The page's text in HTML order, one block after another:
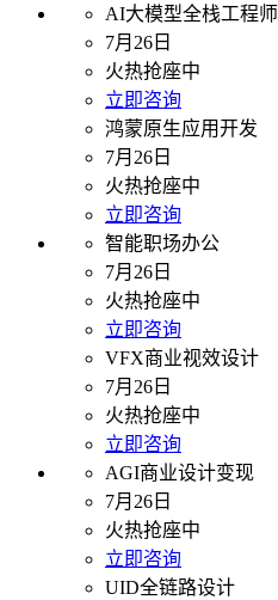
AI大模型全栈工程师
7月26日
火热抢座中
立即咨询
鸿蒙原生应用开发
7月26日
火热抢座中
立即咨询
智能职场办公
7月26日
火热抢座中
立即咨询
VFX商业视效设计
7月26日
火热抢座中
立即咨询
AGI商业设计变现
7月26日
火热抢座中
立即咨询
UID全链路设计